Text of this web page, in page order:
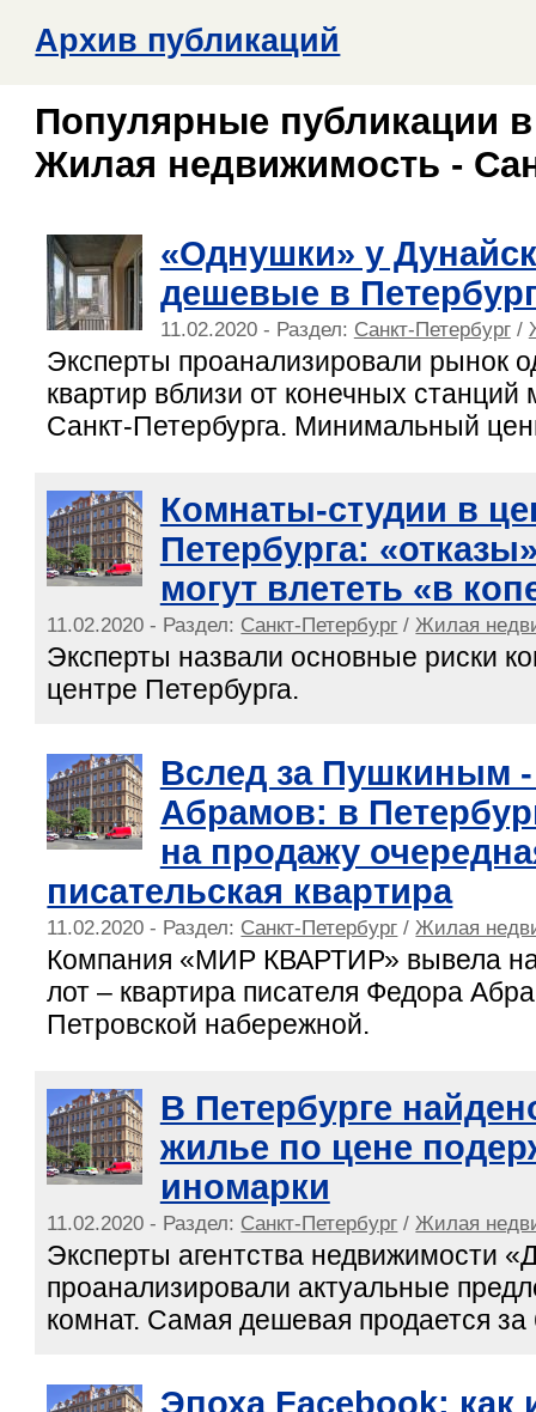
Архив публикаций
Популярные публикации
Жилая недвижимость -
«Однушки» у
дешевые в
11.02.2020 - Раздел: Санкт-Петербург/
Эксперты проанализировали рынок
квартир вблизи от конечных станций
Санкт-Петербурга. Минимальный
Комнаты-студии в
Петербурга:
могут влететь «в
11.02.2020 - Раздел: Санкт-Петербург /Жилая
Эксперты назвали основные риски
центре Петербурга.
Вслед за Пушкиным
Абрамов: в
на продажу
писательская квартира
11.02.2020 - Раздел: Санкт-Петербург /Жилая
Компания «МИР КВАРТИР» вывела
лот – квартира писателя Федора
Петровской набережной.
В Петербурге
жилье по цене
иномарки
11.02.2020 - Раздел: Санкт-Петербург /Жилая
Эксперты агентства недвижимости
проанализировали актуальные
комнат. Самая дешевая продается
Эпоха Facebook: как